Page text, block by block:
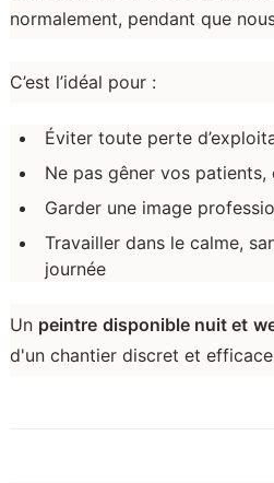
normalement, pendant que
C’est l’idéal pour :
Éviter toute perte
Ne pas gêner vos
Garder une image
Travailler dans le calme,
journée
Un peintre disponible nuit et
d'un chantier discret et